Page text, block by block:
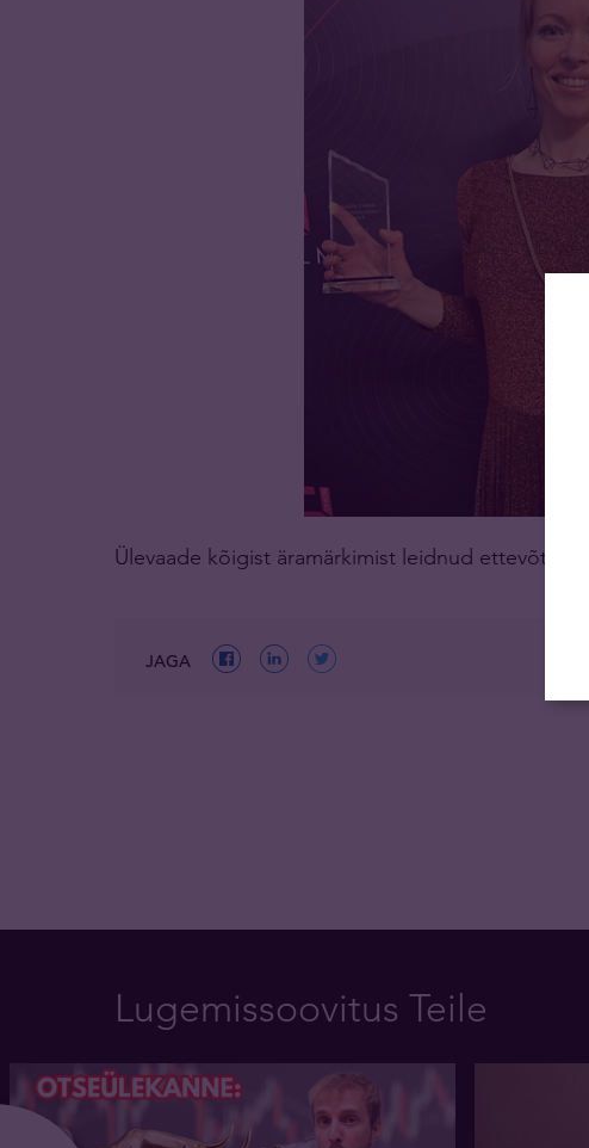
Ülevaade kõigist äramärkimist leidnud ettevõtetest
JAGA
Lugemissoovitus Teile